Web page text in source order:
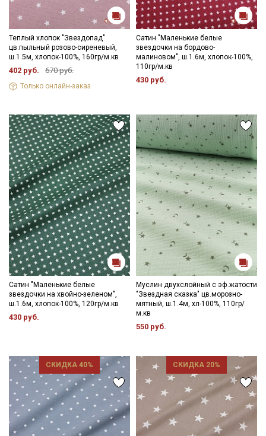
Теплый хлопок "Звездопад"
цв.пыльный розово-сиреневый,
ш.1.5м, хлопок-100%, 160гр/м.кв
402 руб. 670 руб.
Только онлайн-заказ
Сатин "Маленькие белые
звездочки на бордово-
малиновом", ш.1.6м, хлопок-100%,
110гр/м.кв
430 руб.
Сатин "Маленькие белые
звездочки на хвойно-зеленом",
ш.1.6м, хлопок-100%, 120гр/м.кв
430 руб.
Муслин двухслойный с эф.жатости
"Звездная сказка" цв.морозно-
мятный, ш.1.4м, хл-100%, 110гр/
м.кв
550 руб.
СКИДКА 40% СКИДКА 20%